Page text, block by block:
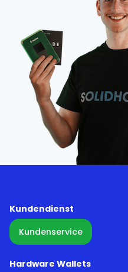
Kundendienst
Kundenservice
Hardware Wallets